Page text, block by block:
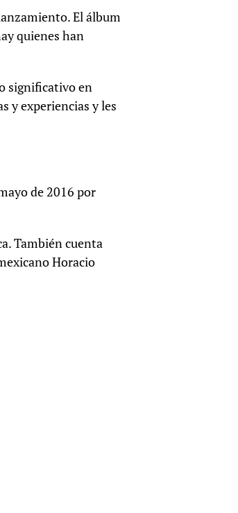
El álbum
quienes han
significativo en
y experiencias y les
de 2016 por
También cuenta
Horacio